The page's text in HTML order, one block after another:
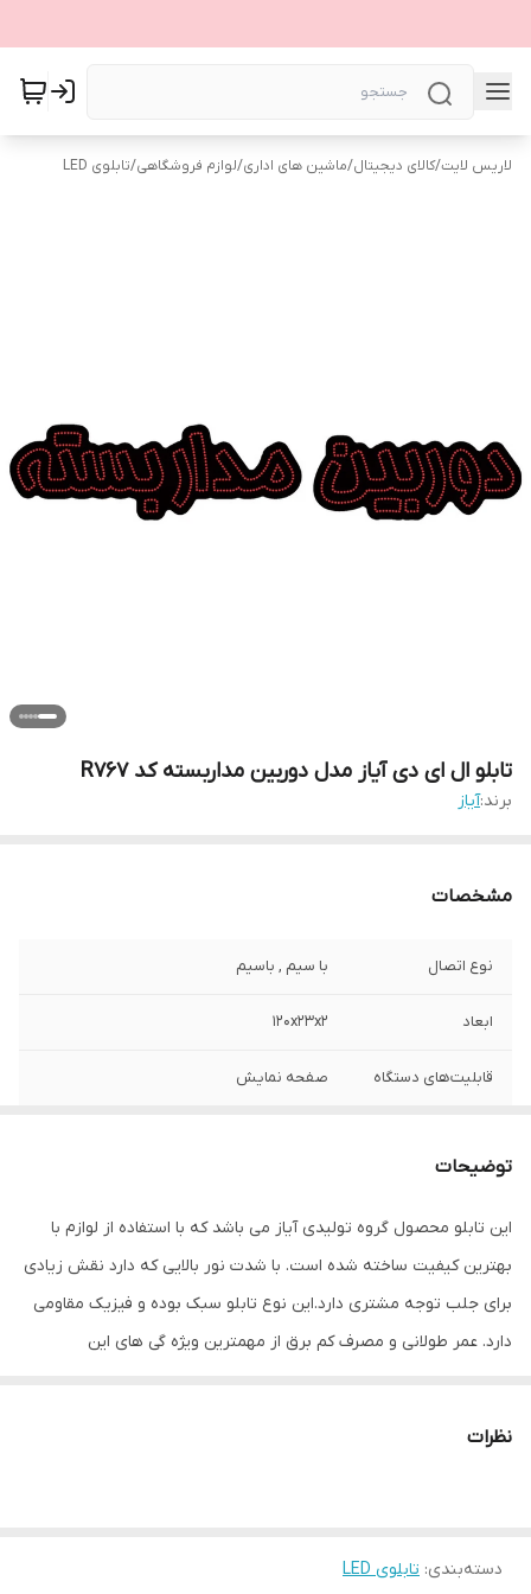
لاریس لایت/کالای دیجیتال/ماشین های اداری/لوازم فروشگاهی/تابلوی LED
تابلو ال ای دی آیاز مدل دوربین مداربسته کد R767
برند:آیاز
مشخصات
نوع اتصال با سیم , باسیم
ابعاد 120x23x2
قابلیت‌های دستگاه صفحه نمایش
توضیحات
این تابلو محصول گروه تولیدی آیاز می باشد که با استفاده از لوازم با
بهترین کیفیت ساخته شده است. با شدت نور بالایی که دارد نقش زیادی
برای جلب توجه مشتری دارد.این نوع تابلو سبک بوده و فیزیک مقاومی
دارد. عمر طولانی و مصرف کم برق از مهمترین ویژه گی های این
تابلو می تواند در هر موقعیتی که لازم باشد آویز شود و یا تکیه داده
باشیم. با شدت نور بالا این تابلو روز دید است و بر خلاف نمونه های دیگر
نظرات
دسته‌بندی: تابلوی LED